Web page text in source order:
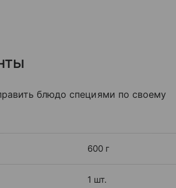
блюдо специями по своему
600 г
1 шт.